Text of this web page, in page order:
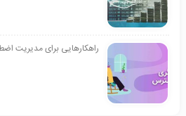
راهکارهایی برای مدیریت